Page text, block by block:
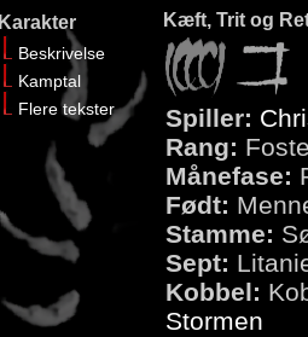
Karakter
Beskrivelse
Kamptal
Flere tekster
Kæft, Trit og
Spiller:
Rang:
Månefase:
Født:
Stamme:
Sept:
Kobbel:
Stormen